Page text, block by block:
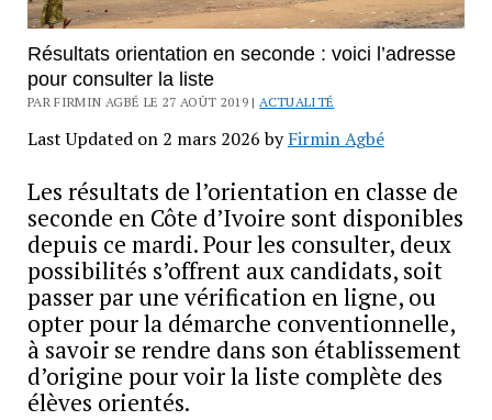
Résultats orientation en seconde : voici l’adresse
pour consulter la liste
PAR FIRMIN AGBÉ LE 27 AOÛT 2019 |ACTUALITÉ
Last Updated on 2 mars 2026 byFirmin Agbé
Les résultats de l’orientation en classe de
seconde en Côte d’Ivoire sont disponibles
depuis ce mardi. Pour les consulter, deux
possibilités s’offrent aux candidats, soit
passer par une vérification en ligne, ou
opter pour la démarche conventionnelle,
à savoir se rendre dans son établissement
d’origine pour voir la liste complète des
élèves orientés.